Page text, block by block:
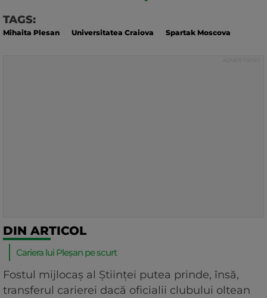
TAGS:
Mihaita Plesan Universitatea Craiova Spartak Moscova
DIN ARTICOL
Cariera lui Pleșan pe scurt
Fostul mijlocaș al Științei putea prinde, însă,
transferul carierei dacă oficialii clubului oltean